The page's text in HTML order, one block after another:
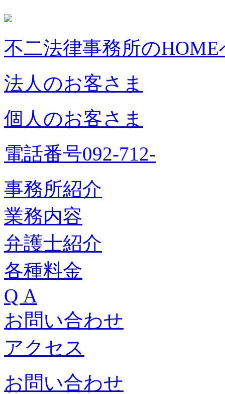
不二法律事務所のHOME
法人のお客さま
個人のお客さま
電話番号092-712-
事務所紹介
業務内容
弁護士紹介
各種料金
Q A
お問い合わせ
アクセス
お問い合わせ